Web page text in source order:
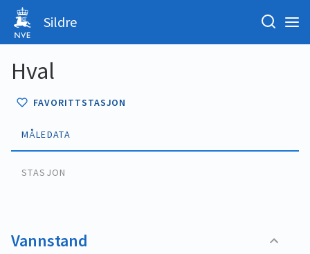
Sildre
Hval
FAVORITTSTASJON
MÅLEDATA
STASJON
Vannstand